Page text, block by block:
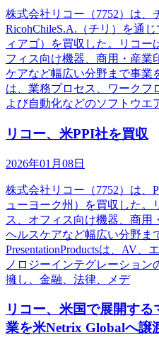
株式会社リコー（7752）は、
RicohChileS.A.（チリ）を通
ィアゴ）を買収した。リコー
フィス向け機器、商用・産業
ケアなど幅広い分野まで事業
は、業務プロセス、ワークフ
よび自動化などのソフトウエ
リコー、米PPI社を買収
2026年01月08日
株式会社リコー（7752）は、
ューヨーク州）を買収した
ス、オフィス向け機器、商用
ヘルスケアなど幅広い分野ま
PresentationProductsは、AV
ノロジーインテグレーション
擁し、金融、法律、メデ
リコー、米国で展開す
業を米Netrix Globalへ譲